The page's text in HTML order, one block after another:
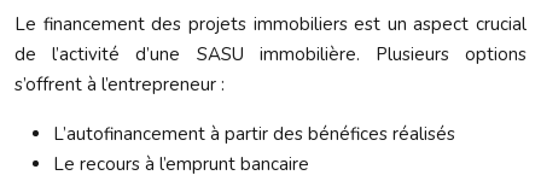
Le financement des projets immobiliers est un aspect crucial
de l’activité d’une SASU immobilière. Plusieurs options
s’offrent à l’entrepreneur :
L’autofinancement à partir des bénéfices réalisés
Le recours à l’emprunt bancaire